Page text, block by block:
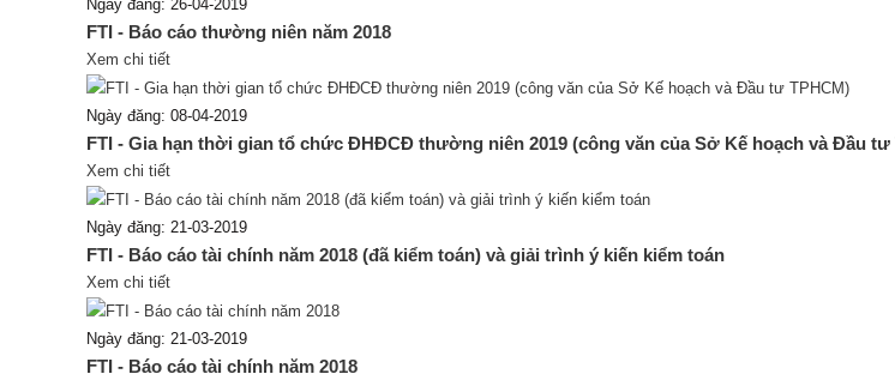
Ngày đăng: 26-04-2019
FTI - Báo cáo thường niên năm 2018
Xem chi tiết
Ngày đăng: 08-04-2019
FTI - Gia hạn thời gian tổ chức ĐHĐCĐ thường niên 2019 (công văn của Sở Kế hoạch và Đầu tư
Xem chi tiết
Ngày đăng: 21-03-2019
FTI - Báo cáo tài chính năm 2018 (đã kiểm toán) và giải trình ý kiến kiểm toán
Xem chi tiết
Ngày đăng: 21-03-2019
FTI - Báo cáo tài chính năm 2018